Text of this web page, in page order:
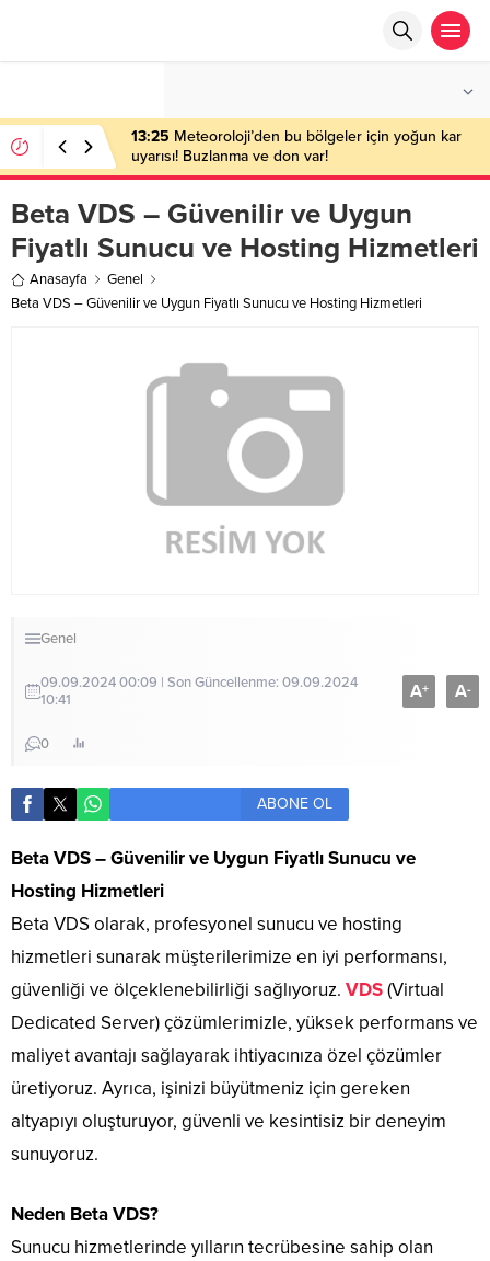
13:25 Meteoroloji’den bu bölgeler için yoğun kar
uyarısı! Buzlanma ve don var!
Beta VDS – Güvenilir ve Uygun
Fiyatlı Sunucu ve Hosting Hizmetleri
Anasayfa
Genel
Beta VDS – Güvenilir ve Uygun Fiyatlı Sunucu ve Hosting Hizmetleri
Genel
09.09.2024 00:09 | Son Güncellenme: 09.09.2024
10:41
0
A+ A-
ABONE OL
Beta VDS – Güvenilir ve Uygun Fiyatlı Sunucu ve
Hosting Hizmetleri
Beta VDS olarak, profesyonel sunucu ve hosting
hizmetleri sunarak müşterilerimize en iyi performansı,
güvenliği ve ölçeklenebilirliği sağlıyoruz. VDS(Virtual
Dedicated Server) çözümlerimizle, yüksek performans ve
maliyet avantajı sağlayarak ihtiyacınıza özel çözümler
üretiyoruz. Ayrıca, işinizi büyütmeniz için gereken
altyapıyı oluşturuyor, güvenli ve kesintisiz bir deneyim
sunuyoruz.
Neden Beta VDS?
Sunucu hizmetlerinde yılların tecrübesine sahip olan